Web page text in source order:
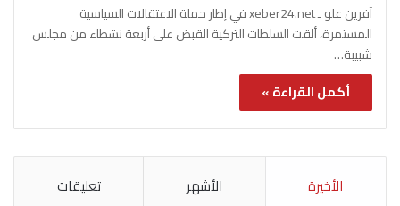
آفرين علو ـ xeber24.net في إطار حملة الاعتقالات السياسية
المستمرة، ألقت السلطات التركية القبض على أربعة نشطاء من مجلس
شبيبة…
أكمل القراءة »
الأخيرة الأشهر تعليقات